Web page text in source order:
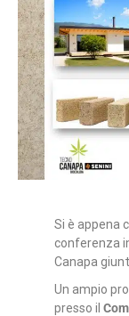
Si è appena
conferenza
Canapa
Un ampio
presso il